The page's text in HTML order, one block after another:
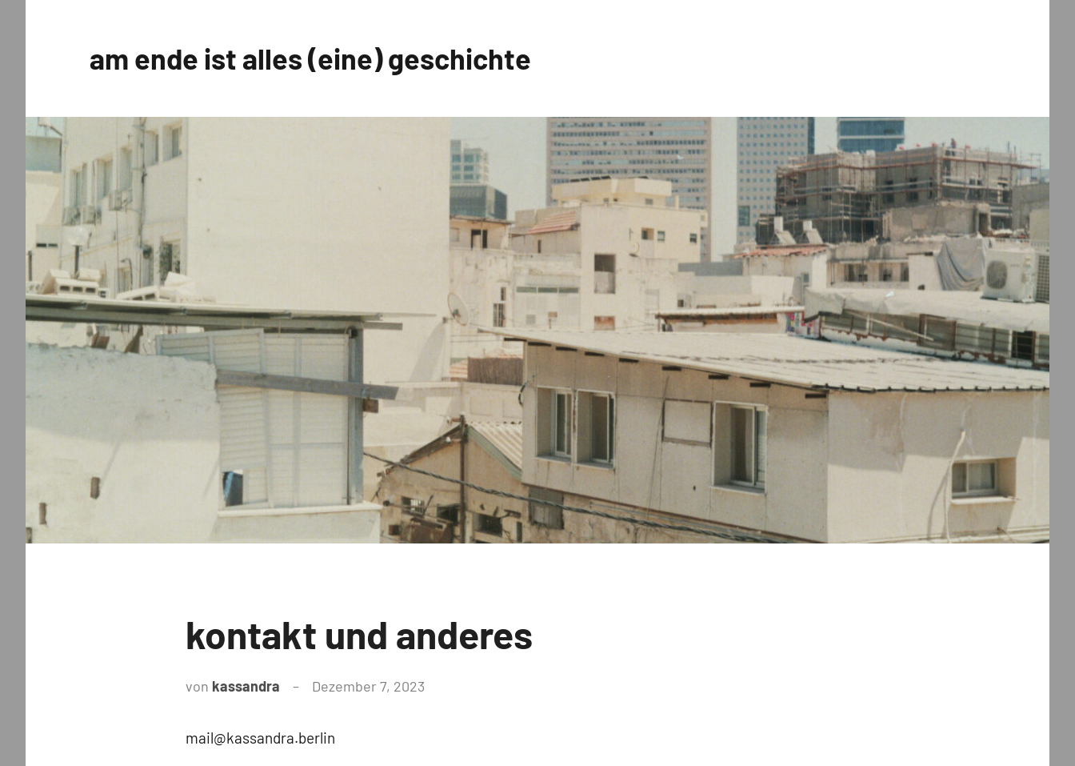
am ende ist alles (eine) geschichte
Uncategorized
kontakt und anderes
von kassandra Dezember 7, 2023
mail@kassandra.berlin